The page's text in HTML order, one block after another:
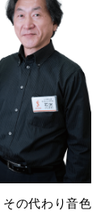
の代わり音色